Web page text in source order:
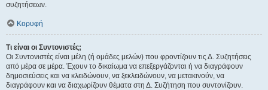
συζητήσεων.
Κορυφή
Τι είναι οι Συντονιστές;
Οι Συντονιστές είναι μέλη (ή ομάδες μελών) που φροντίζουν τις Δ. Συζητήσεις
από μέρα σε μέρα. Έχουν το δικαίωμα να επεξεργάζονται ή να διαγράφουν
δημοσιεύσεις και να κλειδώνουν, να ξεκλειδώνουν, να μετακινούν, να
διαγράφουν και να διαχωρίζουν θέματα στη Δ. Συζήτηση που συντονίζουν.